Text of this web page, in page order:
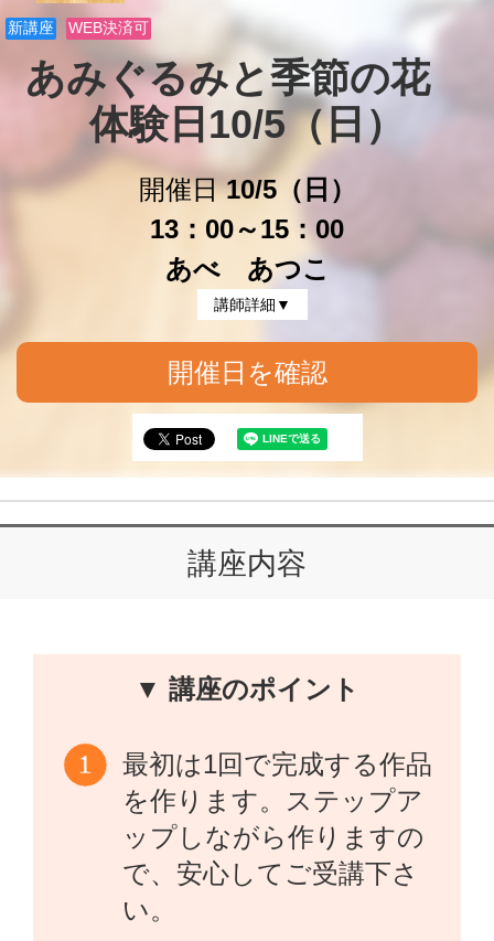
新講座 WEB決済可
あみぐるみと季節の花
体験日10/5（日）
開催日10/5（日）
13：00～15：00
あべ あつこ
講師詳細▼
開催日を確認
講座内容
▼ 講座のポイント
最初は1回で完成する作品
を作ります。ステップア
ップしながら作りますの
で、安心してご受講下さ
い。